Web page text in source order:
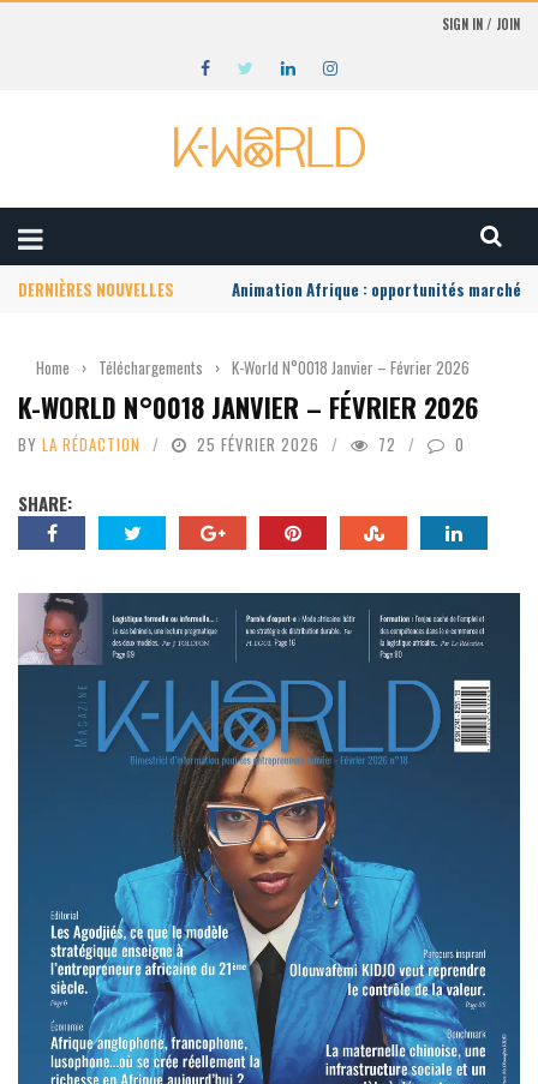
SIGN IN / JOIN
DERNIÈRES NOUVELLES Animation Afrique : opportunités marché
Home › Téléchargements › K-World N°0018 Janvier – Février 2026
K-WORLD N°0018 JANVIER – FÉVRIER 2026
BY LA RÉDACTION 25 FÉVRIER 2026 72 0
SHARE: